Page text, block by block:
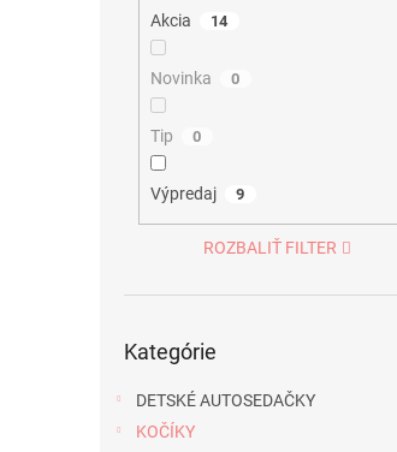
Akcia 14
Novinka 0
Tip 0
Výpredaj 9
ROZBALIŤ FILTER
kategórie
Kategórie
DETSKÉ AUTOSEDAČKY
KOČÍKY